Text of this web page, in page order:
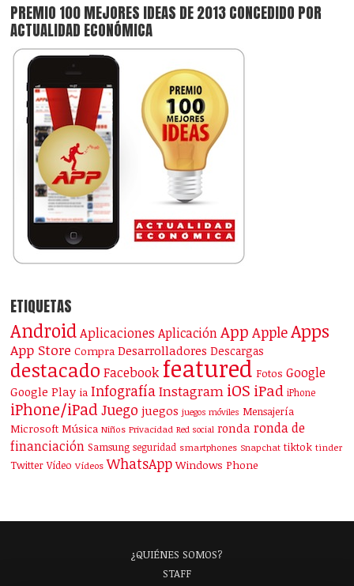
PREMIO 100 MEJORES IDEAS DE 2013 CONCEDIDO POR
ACTUALIDAD ECONÓMICA
ETIQUETAS
Android Aplicaciones Aplicación App AppleApps
App Store Compra Desarrolladores Descargas
destacado Facebook featured Fotos Google
Google Play ia InfografíaInstagram iOS iPad iPhone
iPhone/iPad Juego juegos juegos móviles Mensajería
Microsoft Música Niños Privacidad Red social ronda ronda de
financiación Samsung seguridad smartphones Snapchat tiktok tinder
Twitter Vídeo Vídeos WhatsApp Windows Phone
¿QUIÉNES SOMOS?
STAFF